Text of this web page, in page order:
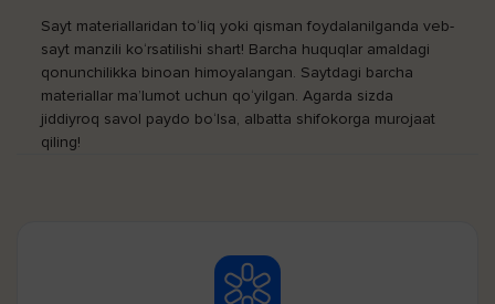
Sayt materiallaridan to‘liq yoki qisman foydalanilganda veb-
sayt manzili ko‘rsatilishi shart! Barcha huquqlar amaldagi
qonunchilikka binoan himoyalangan. Saytdagi barcha
materiallar ma’lumot uchun qo‘yilgan. Agarda sizda
jiddiyroq savol paydo bo‘lsa, albatta shifokorga murojaat
qiling!